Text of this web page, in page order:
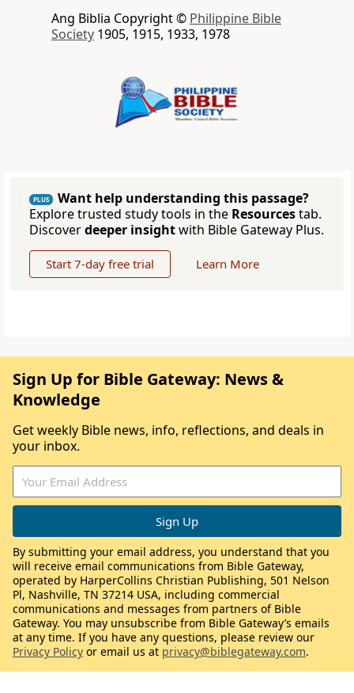
Ang Biblia Copyright © Philippine Bible
Society 1905, 1915, 1933, 1978
PLUS
Want help understanding this passage?
Explore trusted study tools in the Resourcestab.
Discoverdeeper insightwith Bible Gateway Plus.
Start 7-day free trial Learn More
Sign Up for Bible Gateway: News &
Knowledge
Get weekly Bible news, info, reflections, and deals in
your inbox.
By submitting your email address, you understand that you
will receive email communications from Bible Gateway,
operated by HarperCollins Christian Publishing, 501 Nelson
Pl, Nashville, TN 37214 USA, including commercial
communications and messages from partners of Bible
Gateway. You may unsubscribe from Bible Gateway’s emails
at any time. If you have any questions, please review our
Privacy Policy or email us at privacy@biblegateway.com.